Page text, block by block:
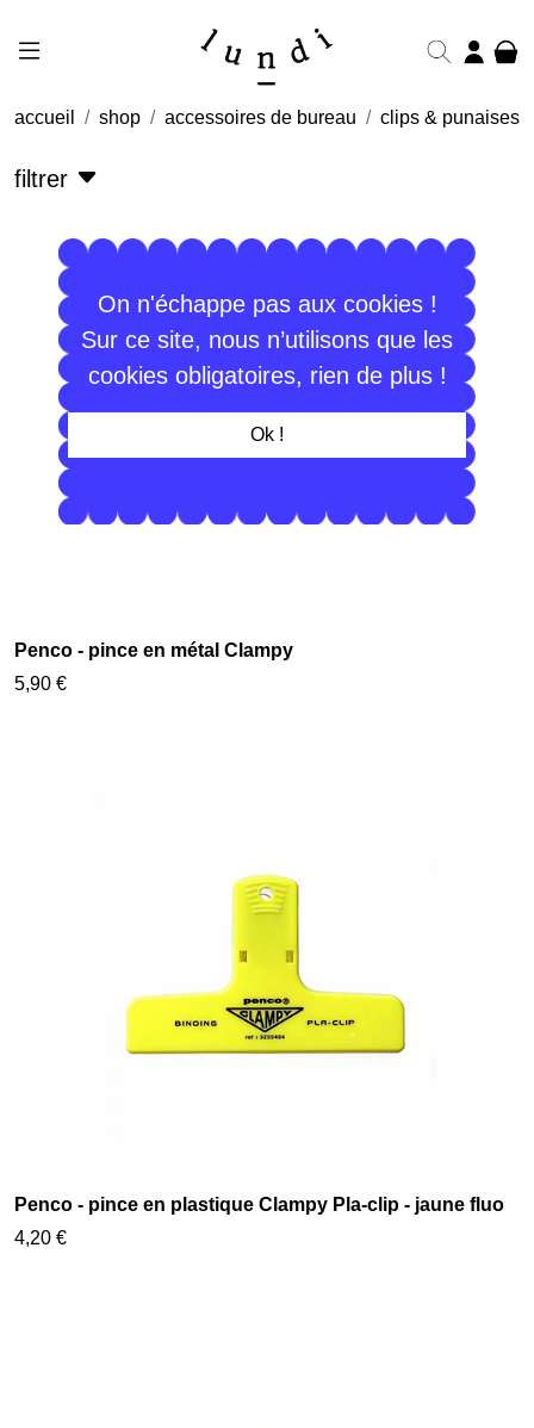
On n'échappe pas aux cookies !
Sur ce site, nous n’utilisons que les
cookies obligatoires, rien de plus !
Ok !
accueil shop accessoires de bureau clips & punaises
filtrer
Penco - pince en métal Clampy
5,90 €
Penco - pince en plastique Clampy Pla-clip - jaune fluo
4,20 €